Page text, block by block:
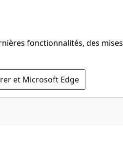
fonctionnalités, des mises
et Microsoft Edge